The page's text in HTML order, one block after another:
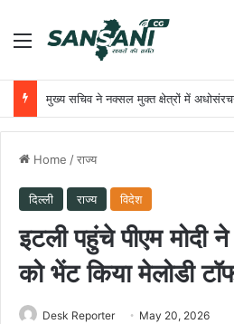
Menu
Home /राज्य
दिल्ली राज्य विदेश
इटली पहुंचे पीएम मोदी ने
को भेंट किया मेलोडी
Desk Reporter May 20, 2026